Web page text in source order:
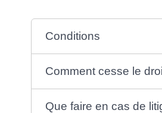
Conditions
Comment cesse le
Que faire en cas de